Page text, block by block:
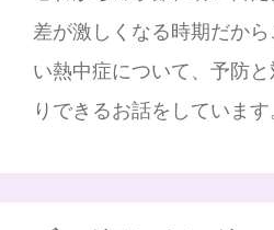
差が激しくなる時期だか
い熱中症について、予防
りできるお話をしています